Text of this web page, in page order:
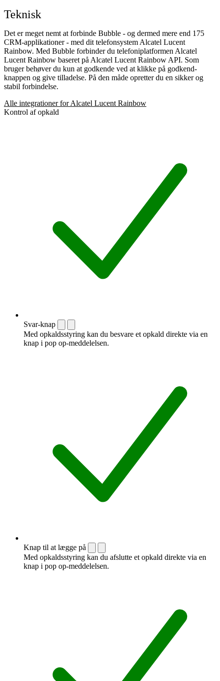
Teknisk
Det er meget nemt at forbinde Bubble - og dermed mere end 175
CRM-applikationer - med dit telefonsystem Alcatel Lucent
Rainbow. Med Bubble forbinder du telefoniplatformen Alcatel
Lucent Rainbow baseret på Alcatel Lucent Rainbow API. Som
bruger behøver du kun at godkende ved at klikke på godkend-
knappen og give tilladelse. På den måde opretter du en sikker og
stabil forbindelse.
Alle integrationer for Alcatel Lucent Rainbow
Kontrol af opkald
Svar-knap
Med opkaldsstyring kan du besvare et opkald direkte via en
knap i pop op-meddelelsen.
Knap til at lægge på
Med opkaldsstyring kan du afslutte et opkald direkte via en
knap i pop op-meddelelsen.